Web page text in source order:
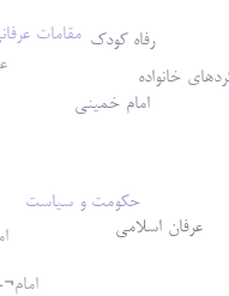
حکومت و سیاست
امام خمینی
مقامات
عرفان اسلامی
خانواده
رفاه کودک